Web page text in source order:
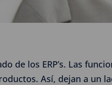
de los ERP’s. Las
Así, dejan a un